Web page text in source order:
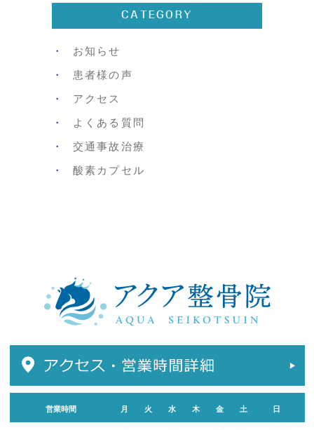
CATEGORY
お知らせ
患者様の声
アクセス
よくある質問
交通事故治療
酸素カプセル
営業時間 月 火 水 木 金 土 日